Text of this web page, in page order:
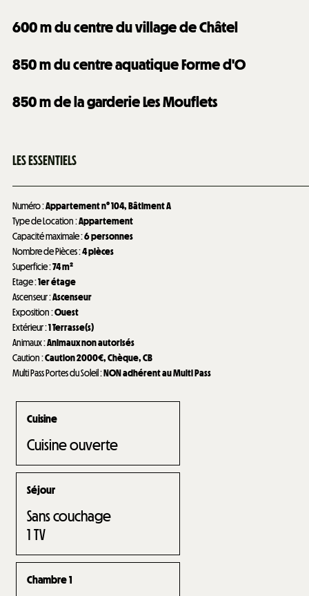
600m du centre du village de Châtel
850m du centre aquatique Forme d'O
850m de la garderie Les Mouflets
LES ESSENTIELS
Numéro:Appartement n°104 Bâtiment A
Type de Location:Appartement
Capacité maximale:6 personnes
Nombre de Pièces:4 pièces
Superficie:74m²
Etage:1er étage
Ascenseur:Ascenseur
Exposition:Ouest
Extérieur:1Terrasse(s)
Animaux:Animaux non autorisés
Caution:Caution2000€ Chèque CB
Multi Pass Portes du Soleil :NON adhérent au Multi Pass
Cuisine
Cuisine ouverte
Séjour
Sans couchage
1TV
Chambre 1